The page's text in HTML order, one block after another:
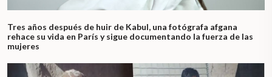
Tres años después de huir de Kabul, una fotógrafa afgana
rehace su vida en París y sigue documentando la fuerza de las
mujeres